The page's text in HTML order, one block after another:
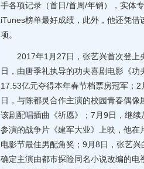
手各项记录（首日/首周/年销），实体
iTunes榜单最好成绩，此外，他还凭
项。
2017年1月27日，张艺兴首次登上
日，由唐季礼执导的功夫喜剧电影《
17.53亿元夺得本年春节档票房冠军；
日，与陈都灵合作主演的校园青春偶
该剧配唱插曲《祈愿》；7月9日，继
参演的战争片《建军大业》上映，他
电影节最佳男配角奖；9月8日，张艺
确定主演由都市探险同名小说改编的